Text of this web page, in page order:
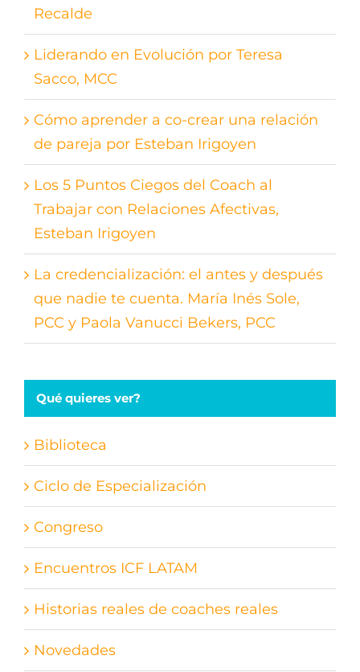
Recalde
Liderando en Evolución por Teresa
Sacco, MCC
Cómo aprender a co-crear una relación
de pareja por Esteban Irigoyen
Los 5 Puntos Ciegos del Coach al
Trabajar con Relaciones Afectivas,
Esteban Irigoyen
La credencialización: el antes y después
que nadie te cuenta. María Inés Sole,
PCC y Paola Vanucci Bekers, PCC
Qué quieres ver?
Biblioteca
Ciclo de Especialización
Congreso
Encuentros ICF LATAM
Historias reales de coaches reales
Novedades